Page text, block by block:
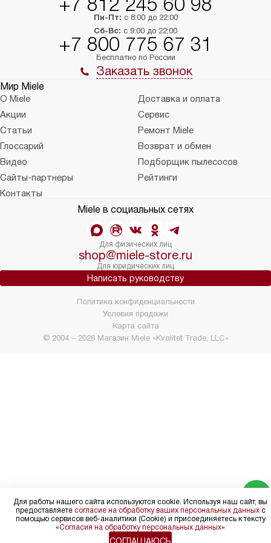
Пн-Пт: с 8:00 до 22:00
Сб-Вс: с 9:00 до 22:00
+7 800 775 67 31
Бесплатно по России
Заказать звонок
Мир Miele
О Miele
Доставка и оплата
Акции
Сервис
Статьи
Ремонт Miele
Глоссарий
Возврат и обмен
Видео
Подборщик пылесосов
Сайты-партнеры
Рейтинги
Контакты
Miele в социальных сетях
Для физических лиц
shop@miele-store.ru
Для юридических лиц
Написать руководству
© 2004 – 2026 Магазин Miele «Kvalitet Trade, LLC»
Политика конфиденциальности
Условия продажи
Карта сайта
Для работы нашего сайта используются cookie. Используя наш сайт, вы
предоставляете согласие на обработку ваших персональных данныхс
помощью сервисов веб-аналитики (Cookie) и присоединяетесь к тексту
«Согласия на обработку персональных данных»